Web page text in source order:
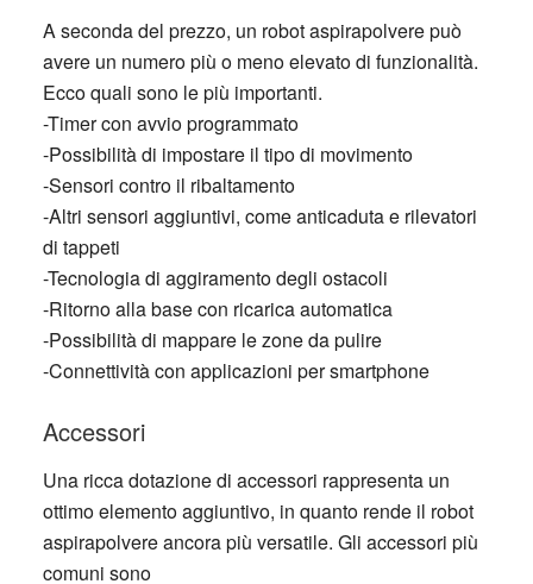
A seconda del prezzo, un robot aspirapolvere può
avere un numero più o meno elevato di funzionalità.
Ecco quali sono le più importanti.
-Timer con avvio programmato
-Possibilità di impostare il tipo di movimento
-Sensori contro il ribaltamento
-Altri sensori aggiuntivi, come anticaduta e rilevatori
di tappeti
-Tecnologia di aggiramento degli ostacoli
-Ritorno alla base con ricarica automatica
-Possibilità di mappare le zone da pulire
-Connettività con applicazioni per smartphone
Accessori
Una ricca dotazione di accessori rappresenta un
ottimo elemento aggiuntivo, in quanto rende il robot
aspirapolvere ancora più versatile. Gli accessori più
comuni sono